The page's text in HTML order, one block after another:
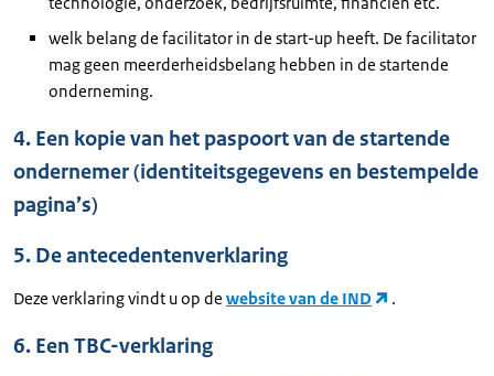
welk belang de facilitator in de start-up heeft. De facilitator
mag geen meerderheidsbelang hebben in de startende
onderneming.
4. Een kopie van het paspoort van de startende
ondernemer (identiteitsgegevens en bestempelde
pagina’s)
5. De antecedentenverklaring
Deze verklaring vindt u op de website van de IND .
6. Een TBC-verklaring